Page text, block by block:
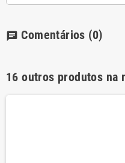
chat Comentários (0)
16 outros produtos na